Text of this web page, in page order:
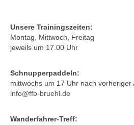
Unsere Trainingszeiten:
Montag, Mittwoch, Freitag
jeweils um 17.00 Uhr
Schnupperpaddeln:
mittwochs um 17 Uhr nach vorheriger
info@ffb-bruehl.de
Wanderfahrer-Treff: